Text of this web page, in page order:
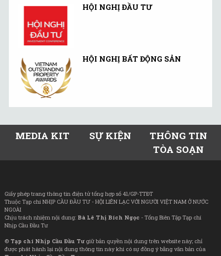
HỘI NGHỊ ĐẦU TƯ
HỘI NGHỊ BẤT ĐỘNG SẢN
MEDIA KIT SỰ KIỆN
THÔNG TIN
TÒA SOẠN
Giấy phép trang thông tin điện tử tổng hợp số 41/GP-TTĐT
Thuộc Tạp chí NHỊP CẦU ĐẦU TƯ - HỘI LIÊN LẠC VỚI NGƯỜI VIỆT NAM Ở NƯỚC
NGOÀI
Chịu trách nhiệm nội dung: Bà Lê Thị Bích Ngọc - Tổng Biên Tập Tạp chí
Nhịp Cầu Đầu Tư
© Tạp chí Nhịp Cầu Đầu Tưgiữ bản quyền nội dung trên website này; chỉ
được phát hành lại nội dung thông tin này khi có sự đồng ý bằng văn bản của